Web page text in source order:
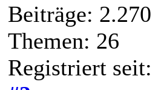
Beiträge: 2.270
Themen: 26
Registriert seit: